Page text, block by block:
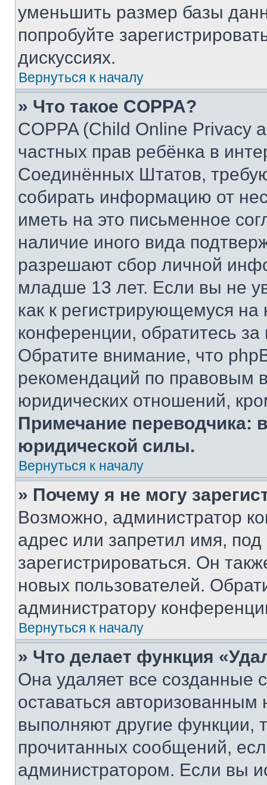
уменьшить размер базы
попробуйте
дискуссиях.
Вернуться к началу
» Что такое COPPA?
COPPA (Child Online Privacy
частных прав ребёнка в
Соединённых Штатов,
собирать информацию от
иметь на это письменное
наличие иного вида
разрешают сбор личной
младше 13 лет. Если вы не
как к регистрирующемуся
конференции, обратитесь
Обратите внимание, что
рекомендаций по правовым
юридических отношений,
Примечание переводчика:
юридической силы.
Вернуться к началу
» Почему я не могу
Возможно, администратор
адрес или запретил имя,
зарегистрироваться. Он
новых пользователей.
администратору
Вернуться к началу
» Что делает функция
Она удаляет все созданные
оставаться
выполняют другие функции,
прочитанных сообщений,
администратором. Если вы